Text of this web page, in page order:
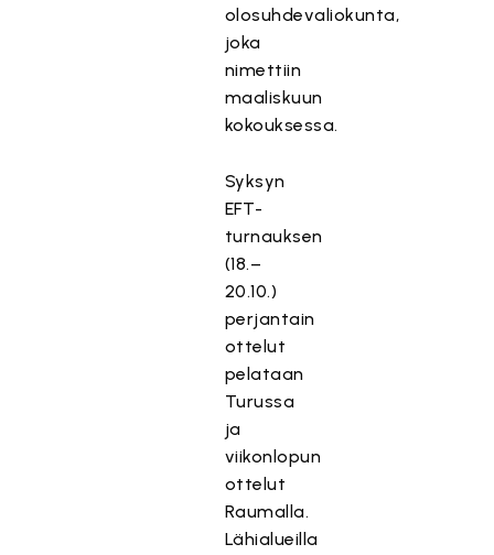
olosuhdevaliokunta,
joka
nimettiin
maaliskuun
kokouksessa.
Syksyn
EFT-
turnauksen
(18.–
20.10.)
perjantain
ottelut
pelataan
Turussa
ja
viikonlopun
ottelut
Raumalla.
Lähialueilla